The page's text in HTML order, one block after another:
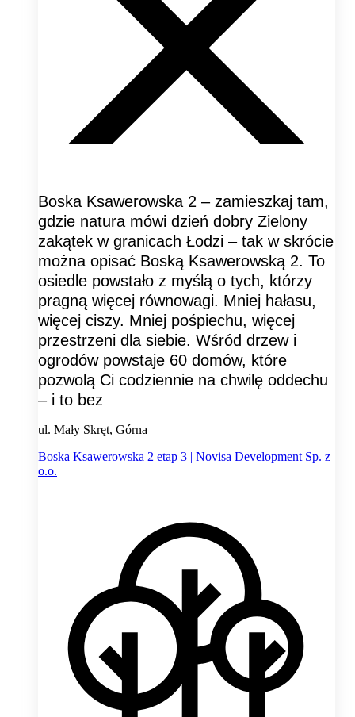
Boska Ksawerowska 2 – zamieszkaj tam,
gdzie natura mówi dzień dobry Zielony
zakątek w granicach Łodzi – tak w skrócie
można opisać Boską Ksawerowską 2. To
osiedle powstało z myślą o tych, którzy
pragną więcej równowagi. Mniej hałasu,
więcej ciszy. Mniej pośpiechu, więcej
przestrzeni dla siebie. Wśród drzew i
ogrodów powstaje 60 domów, które
pozwolą Ci codziennie na chwilę oddechu
– i to bez
ul. Mały Skręt, Górna
Boska Ksawerowska 2 etap 3 | Novisa Development Sp. z
o.o.